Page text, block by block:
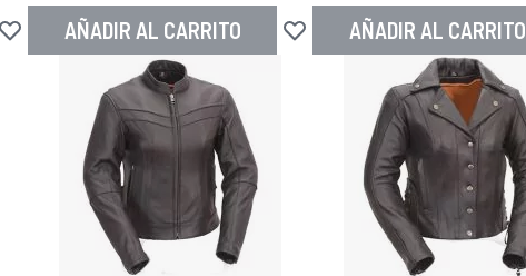
Añadir a la Lista de Deseos
AÑADIR AL CARRITO Añadir a la Lista de Deseos
AÑADIR AL CARRITO